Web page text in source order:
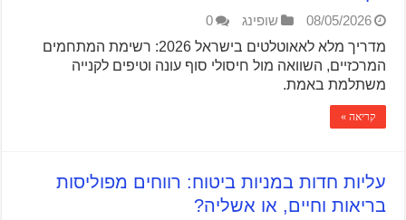
08/05/2026 שופינג
0
מדריך מלא לאאוטלטים בישראל 2026: רשימת המתחמים
המרכזיים, השוואה מול חיסולי סוף עונה וטיפים לקנייה
משתלמת באמת.
קריאה »
עליות חדות במניות ביטוח: רווחים מפוליסות
בריאות וחיים, או אשליה?